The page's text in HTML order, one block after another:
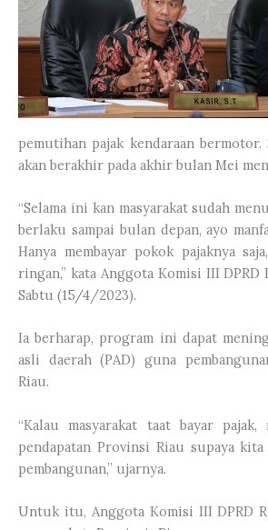
pemutihan pajak kendaraan bermotor.
akan berakhir pada akhir bulan Mei
“Selama ini kan masyarakat sudah
berlaku sampai bulan depan, ayo
Hanya membayar pokok pajaknya
ringan,” kata Anggota Komisi III DPRD
Sabtu (15/4/2023).
Ia berharap, program ini dapat
asli daerah (PAD) guna
Riau.
“Kalau masyarakat taat bayar
pendapatan Provinsi Riau supaya
pembangunan,” ujarnya.
Untuk itu, Anggota Komisi III DPRD